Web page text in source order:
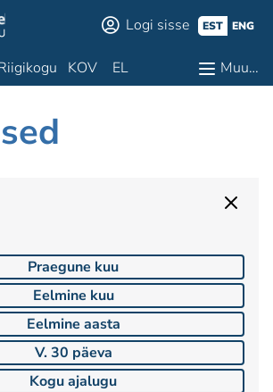
Logi sisse EST ENG
KOV EL Muu…
Praegune kuu
Eelmine kuu
Eelmine aasta
V. 30 päeva
Kogu ajalugu